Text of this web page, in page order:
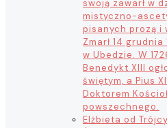
swoją zawarł w
mistyczno-
pisanych prozą i
Zmarł 14 grudnia
w Ubedzie. W
Benedykt XIII
świętym, a Pius
Doktorem
powszechnego.
Elżbieta od Trójcy